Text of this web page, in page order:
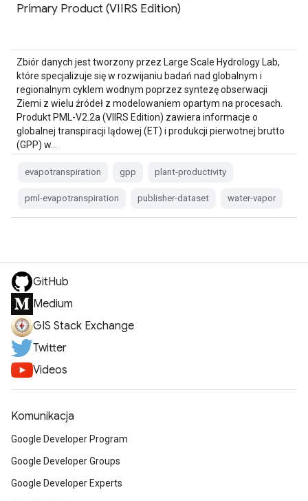
Primary Product (VIIRS Edition)
Zbiór danych jest tworzony przez Large Scale Hydrology Lab,
które specjalizuje się w rozwijaniu badań nad globalnym i
regionalnym cyklem wodnym poprzez syntezę obserwacji
Ziemi z wielu źródeł z modelowaniem opartym na procesach.
Produkt PML-V2.2a (VIIRS Edition) zawiera informacje o
globalnej transpiracji lądowej (ET) i produkcji pierwotnej brutto
(GPP) w…
evapotranspiration gpp plant-productivity
pml-evapotranspiration publisher-dataset water-vapor
GitHub
Medium
GIS Stack Exchange
Twitter
Videos
Komunikacja
Google Developer Program
Google Developer Groups
Google Developer Experts